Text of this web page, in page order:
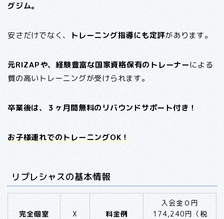
グジム。
安さだけでなく、 トレーニング指導にも定評があります。
元RIZAPや、経験豊富な国家資格保有のトレーナーによる
質の高いトレーニングが受けられます。
卒業後は、３ヶ月間無料のリバウンドサポート付き！
お子様連れでのトレーニングOK！
リプレシャスの基本情報
完全個室 X 料金例
入会金０円
174,240円（税